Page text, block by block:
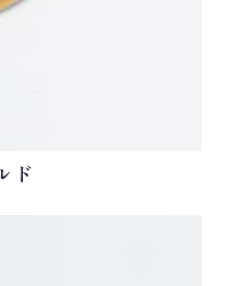
ド